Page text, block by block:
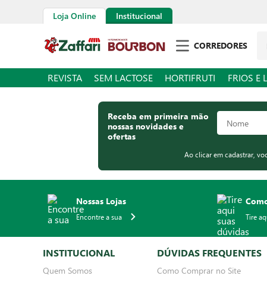
Loja Online Institucional
CORREDORES
REVISTA SEM LACTOSE HORTIFRUTI FRIOS E
Receba em primeira mão
nossas novidades e
ofertas
Ao clicar em cadastrar,
Nossas Lojas
Encontre a sua Tire
INSTITUCIONAL
Quem Somos
DÚVIDAS FREQUENTES
Como Comprar no Site